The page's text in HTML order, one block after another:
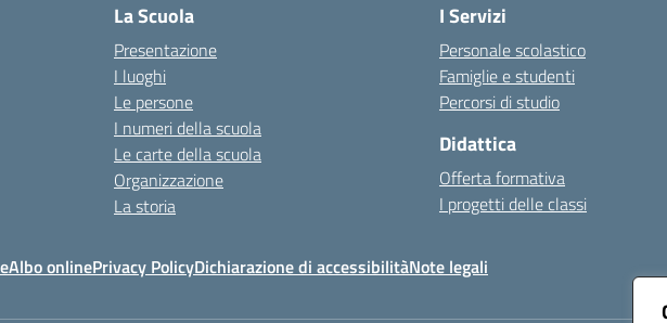
La Scuola
Presentazione
I luoghi
Le persone
I numeri della scuola
Le carte della scuola
Organizzazione
La storia
I Servizi
Personale scolastico
Famiglie e studenti
Percorsi di studio
Didattica
Offerta formativa
I progetti delle classi
Albo onlinePrivacy PolicyDichiarazione di accessibilitàNote legali